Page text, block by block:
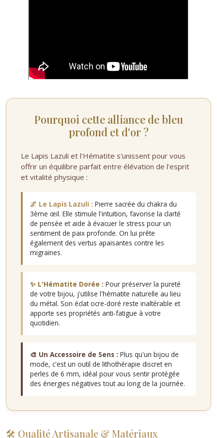
Pourquoi cette alliance de bleu
profond et d'or ?
Le Lapis Lazuli et l'Hématite s'unissent pour vous
offrir un équilibre parfait entre élévation de l'esprit
et vitalité physique :
🌌 Le Lapis Lazuli : Pierre sacrée du chakra du
3ème œil. Elle stimule l'intuition, favorise la clarté
de pensée et aide à évacuer le stress pour un
sentiment de paix profonde. On lui prête
également des vertus apaisantes contre les
migraines.
✨ L'Hématite Dorée : Pour préserver la pureté
de votre bijou, j'utilise l'hématite naturelle au lieu
du métal. Son éclat ocre-doré reste inaltérable et
apporte ses propriétés anti-fatigue à votre
quotidien.
🎨 Un Accessoire de Sens : Plus qu'un bijou de
mode, c'est un outil de lithothérapie discret en
perles de 6 mm, idéal pour vous sentir protégée
des énergies négatives tout au long de la journée.
🛠 Qualité Artisanale & Matériaux